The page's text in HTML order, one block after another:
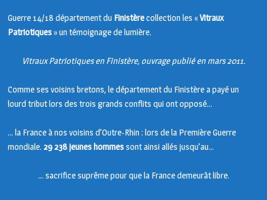
Guerre 14/18 département du Finistèrecollection les «Vitraux
Patriotiques» un témoignage de lumière.
Vitraux Patriotiques en Finistère, ouvrage publié en mars 2011.
Comme ses voisins bretons, le département du Finistère a payé un
lourd tribut lors des trois grands conflits qui ont opposé…
… la France à nos voisins d’Outre-Rhin : lors de la Première Guerre
mondiale.29 238 jeunes hommessont ainsi allés jusqu’au…
… sacrifice suprême pour que la France demeurât libre.